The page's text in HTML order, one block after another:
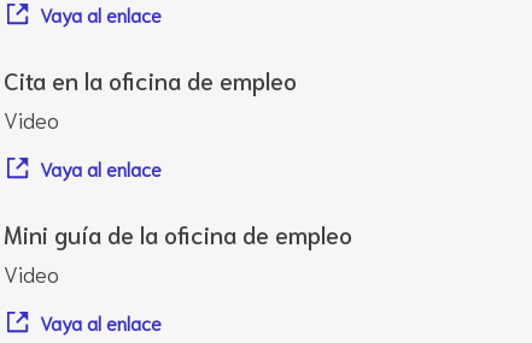
Vaya al enlace
Cita en la oficina de empleo
Video
Vaya al enlace
Mini guía de la oficina de empleo
Video
Vaya al enlace